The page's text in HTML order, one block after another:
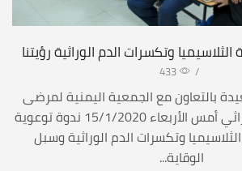
وتكسرات الدم الوراثية رؤيتنا
/
433
بالتعاون مع الجمعية اليمنية لمرضى
الثلاسيميا والدم الوراثي أمس الأربعاء 15/1/2020 ندوة توعوية
وتكسرات الدم الوراثية وسبل
الوقاية...